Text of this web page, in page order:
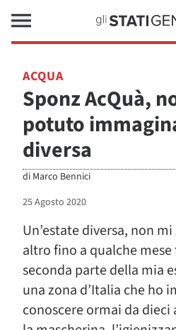
ACQUA
Sponz AcQuà,
potuto
diversa
di Marco Bennici
25 Agosto 2020
Un’estate diversa, non
altro fino a qualche mese
seconda parte della mia
una zona d’Italia che ho
conoscere ormai da